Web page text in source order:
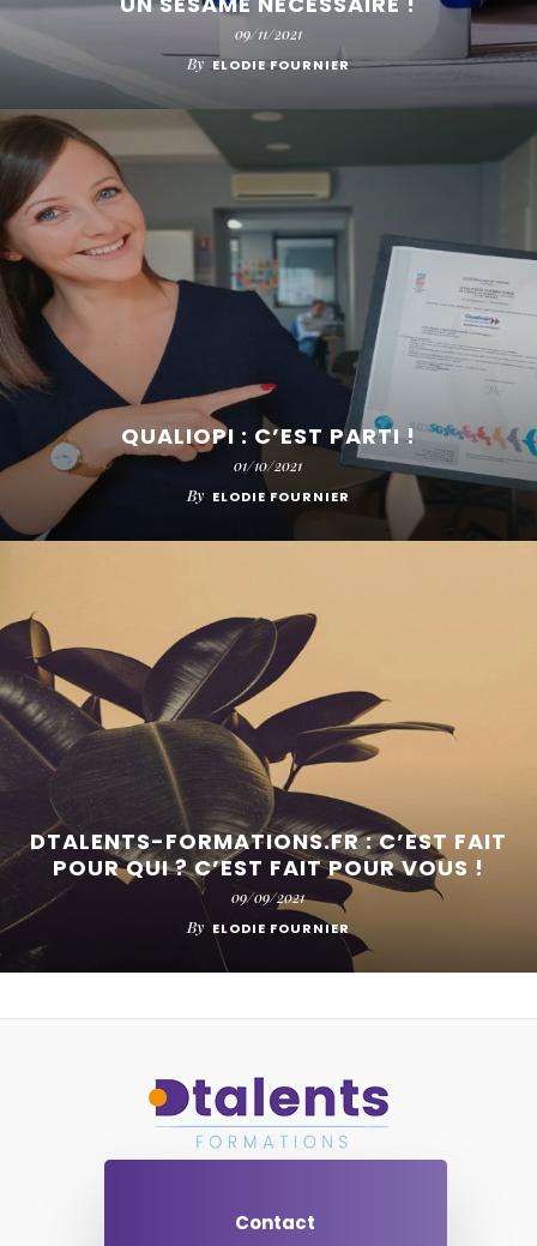
09/11/2021
By ELODIE FOURNIER
QUALIOPI : C’EST PARTI !
01/10/2021
By ELODIE FOURNIER
DTALENTS-FORMATIONS.FR : C’EST FAIT
POUR QUI ? C’EST FAIT POUR VOUS !
09/09/2021
By ELODIE FOURNIER
Contact